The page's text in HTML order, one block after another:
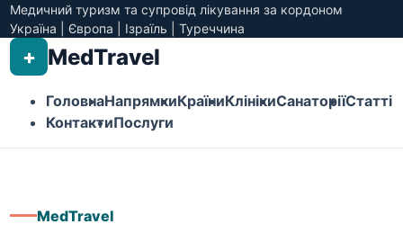
Медичний туризм та супровід лікування за кордоном
Україна | Європа | Ізраїль | Туреччина
+ MedTravel
ГоловнаНапрямкиКраїниКлінікиСанаторіїСтатті
КонтактиПослуги
MedTravel